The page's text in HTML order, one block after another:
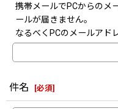
携帯メールでPCからの
ールが届きません。
なるべくPCのメールアド
件名 [必須]